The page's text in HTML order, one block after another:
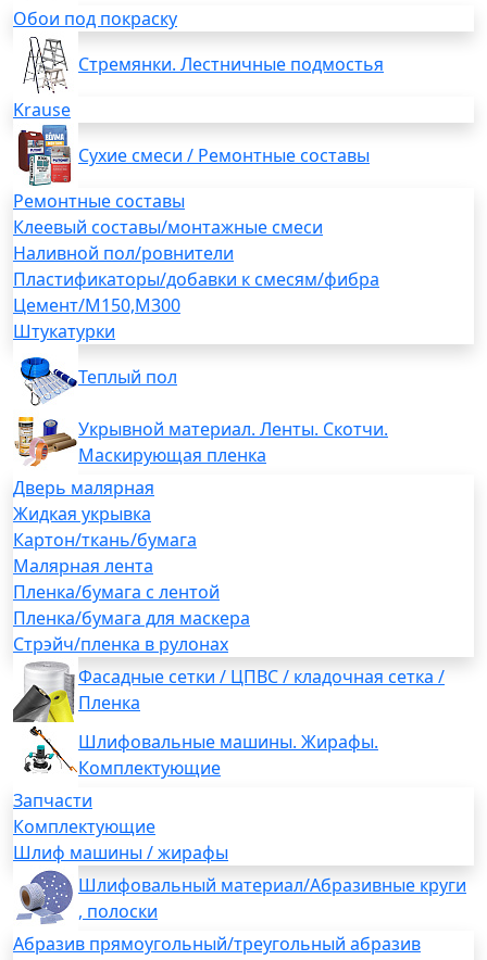
Обои под покраску
Стремянки. Лестничные подмостья
Krause
Сухие смеси / Ремонтные составы
Ремонтные составы
Клеевый составы/монтажные смеси
Наливной пол/ровнители
Пластификаторы/добавки к смесям/фибра
Цемент/М150,М300
Штукатурки
Теплый пол
Укрывной материал. Ленты. Скотчи.
Маскирующая пленка
Дверь малярная
Жидкая укрывка
Картон/ткань/бумага
Малярная лента
Пленка/бумага с лентой
Пленка/бумага для маскера
Стрэйч/пленка в рулонах
Фасадные сетки / ЦПВС / кладочная сетка /
Пленка
Шлифовальные машины. Жирафы.
Комплектующие
Запчасти
Комплектующие
Шлиф машины / жирафы
Шлифовальный материал/Абразивные круги
, полоски
Абразив прямоугольный/треугольный абразив